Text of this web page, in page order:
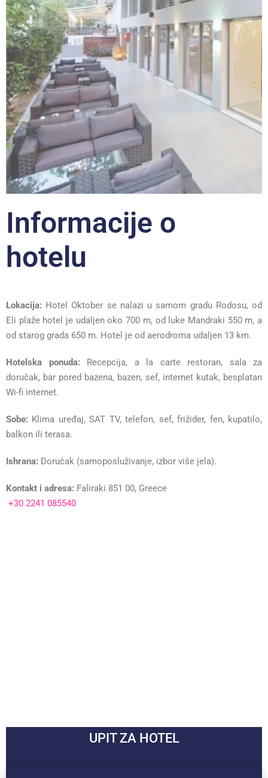
Informacije o
hotelu
Lokacija: Hotel Oktober se nalazi u samom gradu Rodosu, od
Eli plaže hotel je udaljen oko 700 m, od luke Mandraki 550 m, a
od starog grada 650 m. Hotel je od aerodroma udaljen 13 km.
Hotelska ponuda: Recepcija, a la carte restoran, sala za
doručak, bar pored bazena, bazen, sef, internet kutak, besplatan
Wi-fi internet.
Sobe: Klima uređaj, SAT TV, telefon, sef, frižider, fen, kupatilo,
balkon ili terasa.
Ishrana: Doručak (samoposluživanje, izbor više jela).
Kontakt i adresa: Faliraki 851 00, Greece
+30 2241 085540
UPIT ZA HOTEL